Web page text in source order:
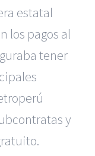
estatal
los pagos al
tener
y